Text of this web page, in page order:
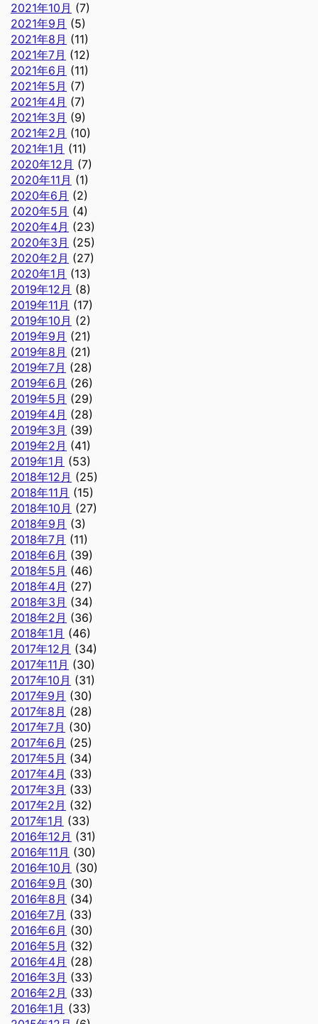
2021年10月 (7)
2021年9月 (5)
2021年8月 (11)
2021年7月 (12)
2021年6月 (11)
2021年5月 (7)
2021年4月 (7)
2021年3月 (9)
2021年2月 (10)
2021年1月 (11)
2020年12月 (7)
2020年11月 (1)
2020年6月 (2)
2020年5月 (4)
2020年4月 (23)
2020年3月 (25)
2020年2月 (27)
2020年1月 (13)
2019年12月 (8)
2019年11月 (17)
2019年10月 (2)
2019年9月 (21)
2019年8月 (21)
2019年7月 (28)
2019年6月 (26)
2019年5月 (29)
2019年4月 (28)
2019年3月 (39)
2019年2月 (41)
2019年1月 (53)
2018年12月 (25)
2018年11月 (15)
2018年10月 (27)
2018年9月 (3)
2018年7月 (11)
2018年6月 (39)
2018年5月 (46)
2018年4月 (27)
2018年3月 (34)
2018年2月 (36)
2018年1月 (46)
2017年12月 (34)
2017年11月 (30)
2017年10月 (31)
2017年9月 (30)
2017年8月 (28)
2017年7月 (30)
2017年6月 (25)
2017年5月 (34)
2017年4月 (33)
2017年3月 (33)
2017年2月 (32)
2017年1月 (33)
2016年12月 (31)
2016年11月 (30)
2016年10月 (30)
2016年9月 (30)
2016年8月 (34)
2016年7月 (33)
2016年6月 (30)
2016年5月 (32)
2016年4月 (28)
2016年3月 (33)
2016年2月 (33)
2016年1月 (33)